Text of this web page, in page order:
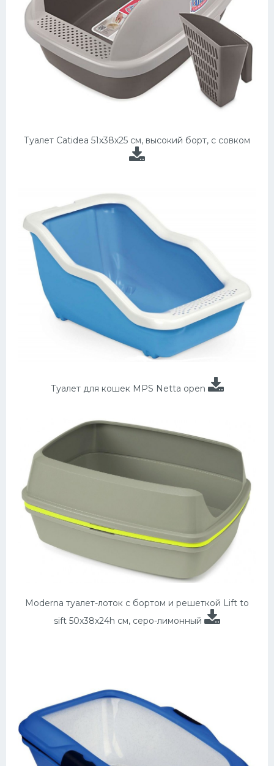
Туалет Catidea 51х38х25 см, высокий борт, с совком
Туалет для кошек MPS Netta open
Moderna туалет-лоток с бортом и решеткой Lift to
sift 50x38x24h см, серо-лимонный